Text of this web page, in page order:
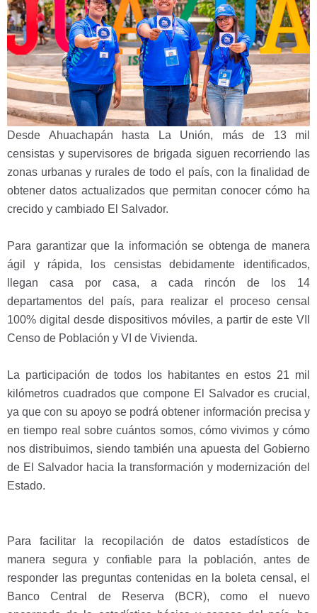
Desde Ahuachapán hasta La Unión, más de 13 mil
censistas y supervisores de brigada siguen recorriendo las
zonas urbanas y rurales de todo el país, con la finalidad de
obtener datos actualizados que permitan conocer cómo ha
crecido y cambiado El Salvador.
Para garantizar que la información se obtenga de manera
ágil y rápida, los censistas debidamente identificados,
llegan casa por casa, a cada rincón de los 14
departamentos del país, para realizar el proceso censal
100% digital desde dispositivos móviles, a partir de este VII
Censo de Población y VI de Vivienda.
La participación de todos los habitantes en estos 21 mil
kilómetros cuadrados que compone El Salvador es crucial,
ya que con su apoyo se podrá obtener información precisa y
en tiempo real sobre cuántos somos, cómo vivimos y cómo
nos distribuimos, siendo también una apuesta del Gobierno
de El Salvador hacia la transformación y modernización del
Estado.
Para facilitar la recopilación de datos estadísticos de
manera segura y confiable para la población, antes de
responder las preguntas contenidas en la boleta censal, el
Banco Central de Reserva (BCR), como el nuevo